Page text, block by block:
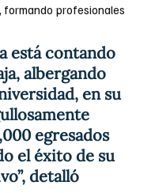
profesionales
está contando
albergando
en su
egresados
el éxito de su
detalló